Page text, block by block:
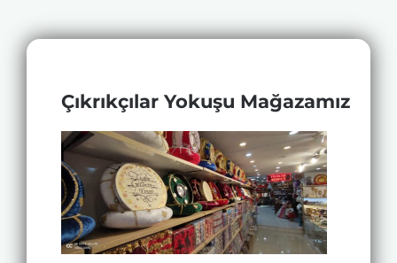
Çıkrıkçılar Yokuşu Mağazamız